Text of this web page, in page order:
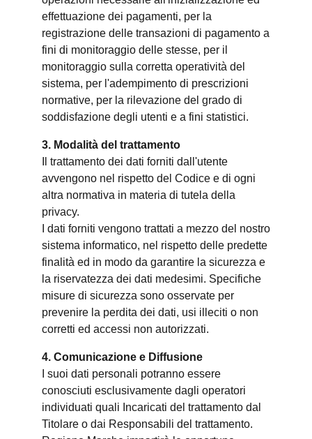
effettuazione dei pagamenti, per la
registrazione delle transazioni di pagamento a
fini di monitoraggio delle stesse, per il
monitoraggio sulla corretta operatività del
sistema, per l'adempimento di prescrizioni
normative, per la rilevazione del grado di
soddisfazione degli utenti e a fini statistici.
3. Modalità del trattamento
Il trattamento dei dati forniti dall'utente
avvengono nel rispetto del Codice e di ogni
altra normativa in materia di tutela della
privacy.
I dati forniti vengono trattati a mezzo del nostro
sistema informatico, nel rispetto delle predette
finalità ed in modo da garantire la sicurezza e
la riservatezza dei dati medesimi. Specifiche
misure di sicurezza sono osservate per
prevenire la perdita dei dati, usi illeciti o non
corretti ed accessi non autorizzati.
4. Comunicazione e Diffusione
I suoi dati personali potranno essere
conosciuti esclusivamente dagli operatori
individuati quali Incaricati del trattamento dal
Titolare o dai Responsabili del trattamento.